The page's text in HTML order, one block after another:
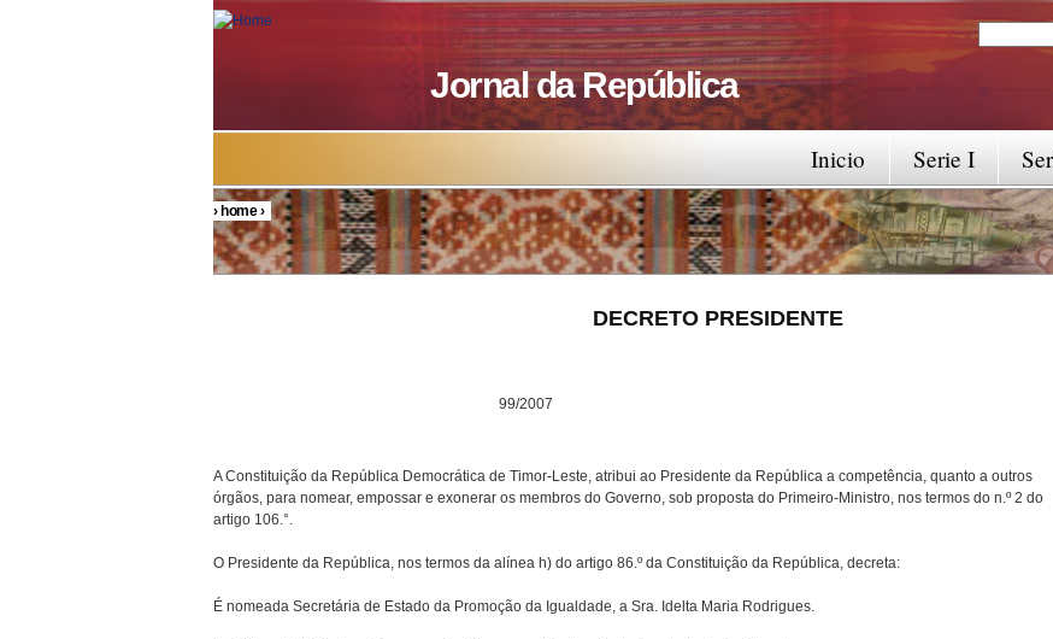
Jornal da República
Search
Serie I
Inicio
You are here
›home›
DECRETO PRESIDENTE
99/2007
A Constituição da República Democrática de Timor-Leste, atribui ao Presidente da República a competência, quanto a outros
órgãos, para nomear, empossar e exonerar os membros do Governo, sob proposta do Primeiro-Ministro, nos termos do n.º 2 do
artigo 106.°.
O Presidente da República, nos termos da alínea h) do artigo 86.º da Constituição da República, decreta:
É nomeada Secretária de Estado da Promoção da Igualdade, a Sra. Idelta Maria Rodrigues.